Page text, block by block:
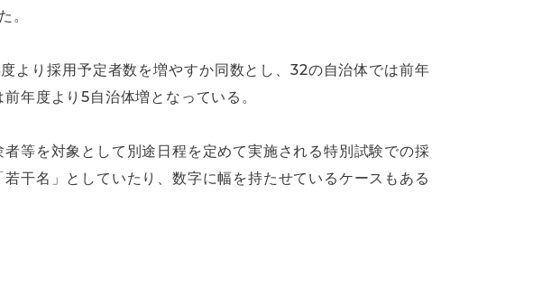
。
より採用予定者数を増やすか同数とし、32の自治体では前年
年度より5自治体増となっている。
等を対象として別途日程を定めて実施される特別試験での採
干名」としていたり、数字に幅を持たせているケースもある